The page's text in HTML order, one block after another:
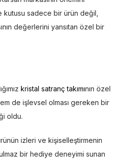
kutusu sadece bir ürün değil,
değerlerini yansıtan özel bir
kristal satranç takımının özel
de işlevsel olması gereken bir
oldu.
izleri ve kişiselleştirmenin
bir hediye deneyimi sunan